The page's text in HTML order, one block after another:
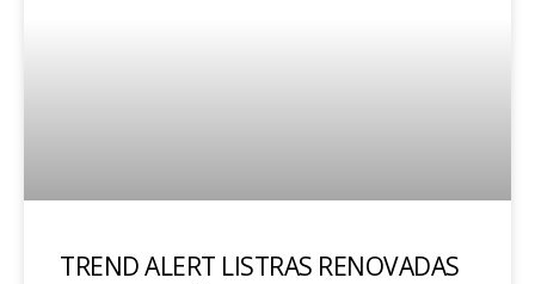
TREND ALERT LISTRAS RENOVADAS